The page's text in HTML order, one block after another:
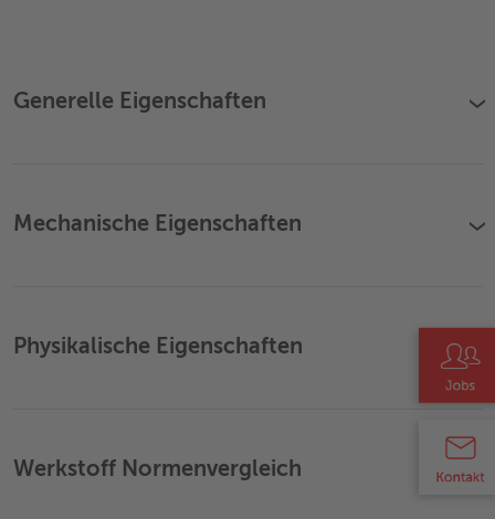
Generelle Eigenschaften ›
Mechanische Eigenschaften ›
Physikalische Eigenschaften ›
Werkstoff Normenvergleich ›